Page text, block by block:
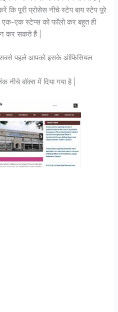
पूरी प्रोसेस नीचे स्टेप बाय स्टेप पूरे
एक-एक स्टेप्स को फॉलो कर बहुत ही
कर सकते हैं |
सबसे पहले आपको इसके ऑफिसियल
बॉक्स में दिया गया है |